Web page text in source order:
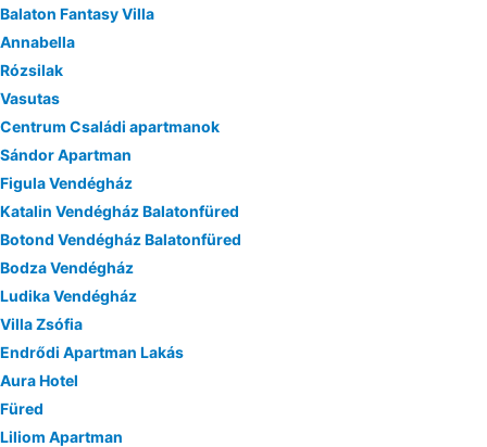
Balaton Fantasy Villa
Annabella
Rózsilak
Vasutas
Centrum Családi apartmanok
Sándor Apartman
Figula Vendégház
Katalin Vendégház Balatonfüred
Botond Vendégház Balatonfüred
Bodza Vendégház
Ludika Vendégház
Villa Zsófia
Endrődi Apartman Lakás
Aura Hotel
Füred
Liliom Apartman